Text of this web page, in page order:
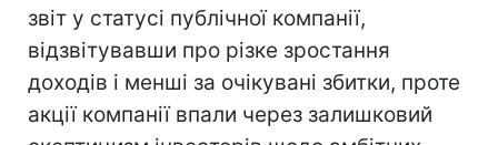
звіт у статусі публічної компанії,
відзвітувавши про різке зростання
доходів і менші за очікувані збитки, проте
акції компанії впали через залишковий